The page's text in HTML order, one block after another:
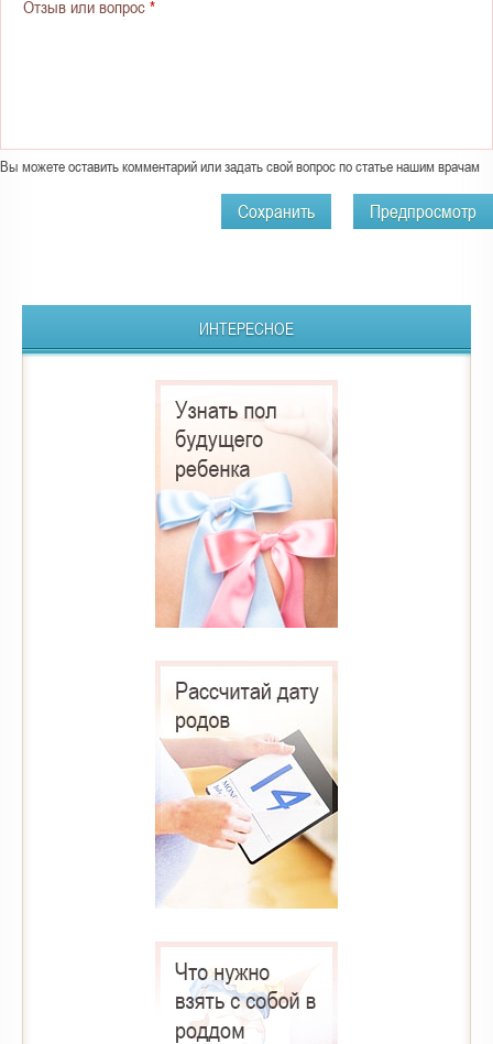
Отзыв или вопрос *
Вы можете оставить комментарий или задать свой вопрос по статье нашим врачам
ИНТЕРЕСНОЕ